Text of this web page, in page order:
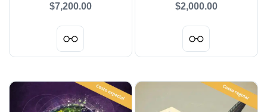
MINISTERIO DE DEFENSA
$7,200.00
MODULAR
$2,000.00